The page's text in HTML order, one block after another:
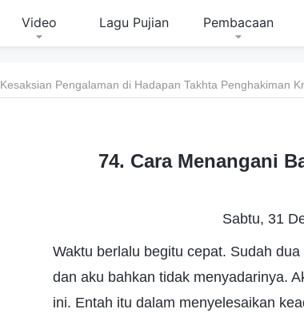
Video Lagu Pujian Pembacaan
Kesaksian Pengalaman di Hadapan Takhta Penghakiman
74. Cara Menangani
Sabtu, 31
Waktu berlalu begitu cepat. Sudah
dan aku bahkan tidak menyadarinya.
ini. Entah itu dalam menyelesaikan